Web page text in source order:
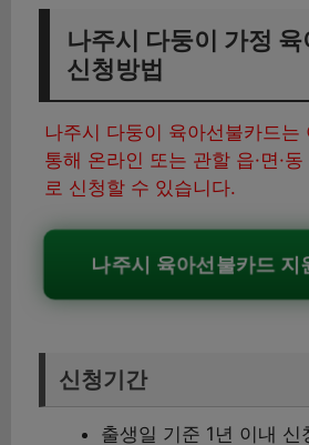
나주시 다둥이 가정
신청방법
나주시 다둥이 육아선불카드는
통해 온라인 또는 관할 읍·면·
로 신청할 수 있습니다.
나주시 육아선불카드 지
신청기간
출생일 기준 1년 이내 신